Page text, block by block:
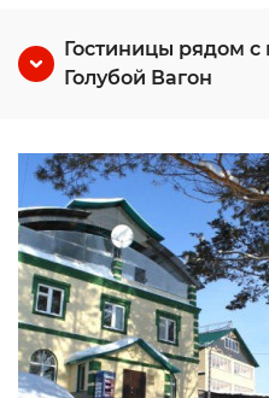
Гостиницы рядом с
Голубой Вагон